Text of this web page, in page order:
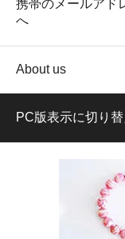
携帯のメールアド
へ
About us
PC版表示に切り替